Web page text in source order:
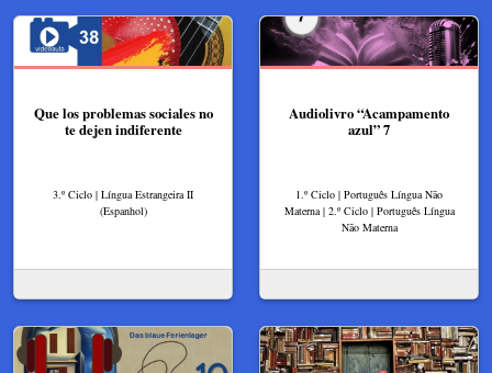
Que los problemas sociales no
te dejen indiferente
3.º Ciclo | Língua Estrangeira II
(Espanhol)
Audiolivro “Acampamento
azul” 7
1.º Ciclo | Português Língua Não
Materna | 2.º Ciclo | Português Língua
Não Materna